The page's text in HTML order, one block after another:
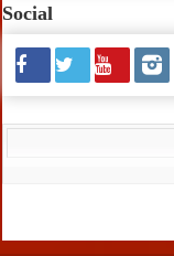
Social